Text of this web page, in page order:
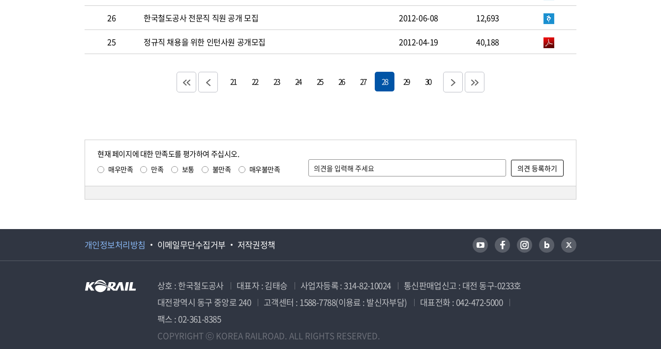
26 한국철도공사 전문직 직원 공개 모집 2012-06-08 12,693
25 정규직 채용을 위한 인턴사원 공개모집 2012-04-19 40,188
21 22 23 24 25 26 27 28 29 30
현재 페이지에 대한 만족도를 평가하여 주십시오.
매우만족 만족 보통 불만족 매우불만족
개인정보처리방침 이메일무단수집거부 저작권정책
상호 : 한국철도공사 대표자 : 김태승 사업자등록 : 314-82-10024
통신판매업신고 : 대전 동구-0233호
대전광역시 동구 중앙로 240
고객센터 : 1588-7788(이용료 : 발신자부담)
대표전화 : 042-472-5000
팩스 : 02-361-8385
COPYRIGHT ⓒ KOREA RAILROAD. ALL RIGHTS RESERVED.